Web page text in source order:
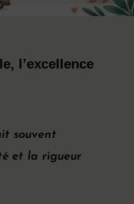
l’excellence
souvent
et la rigueur